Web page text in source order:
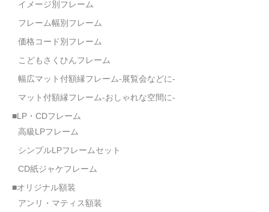
額装のご相談・注文方法
額装参考作品
イメージ別フレーム
フレーム幅別フレーム
価格コード別フレーム
こどもさくひんフレーム
幅広マット付額縁フレーム-展覧会などに-
マット付額縁フレーム-おしゃれな空間に-
■LP・CDフレーム
高級LPフレーム
シンプルLPフレームセット
CD紙ジャケフレーム
■オリジナル額装
アンリ・マティス額装